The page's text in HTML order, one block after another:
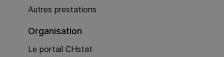
Autres prestations
Organisation
Le portail CHstat